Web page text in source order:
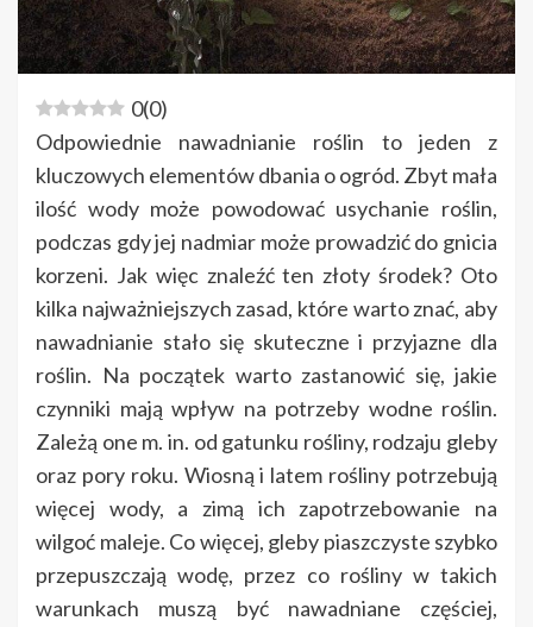
0(0)
Odpowiednie nawadnianie roślin to jeden z
kluczowych elementów dbania o ogród. Zbyt mała
ilość wody może powodować usychanie roślin,
podczas gdy jej nadmiar może prowadzić do gnicia
korzeni. Jak więc znaleźć ten złoty środek? Oto
kilka najważniejszych zasad, które warto znać, aby
nawadnianie stało się skuteczne i przyjazne dla
roślin. Na początek warto zastanowić się, jakie
czynniki mają wpływ na potrzeby wodne roślin.
Zależą one m. in. od gatunku rośliny, rodzaju gleby
oraz pory roku. Wiosną i latem rośliny potrzebują
więcej wody, a zimą ich zapotrzebowanie na
wilgoć maleje. Co więcej, gleby piaszczyste szybko
przepuszczają wodę, przez co rośliny w takich
warunkach muszą być nawadniane częściej,